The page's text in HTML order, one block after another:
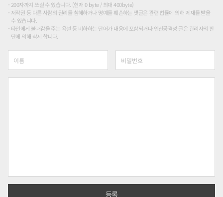
200자까지 쓰실 수 있습니다. (현재 0 byte / 최대 400byte)
저작권 등 다른 사람의 권리를 침해하거나 명예를 훼손하는 댓글은 관련 법률에 의해 제재를 받을
수 있습니다.
타인에게 불쾌감을 주는 욕설 등 비하하는 단어가 내용에 포함되거나 인신공격성 글은 관리자의 판
단에 의해 삭제 합니다.